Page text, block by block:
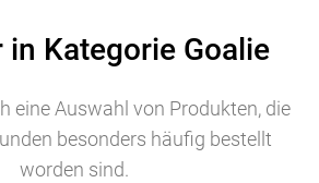
in Kategorie Goalie
eine Auswahl von Produkten, die
besonders häufig bestellt
worden sind.